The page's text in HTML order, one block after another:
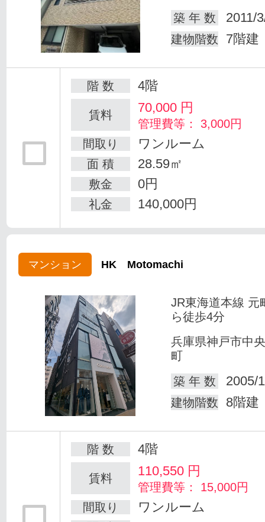
築 年 数
2011/
建物階数 7階建
階 数 4階
賃料 70,000 円
管理費等： 3,000円
間取り
ワンルーム
面 積 28.59㎡
敷金 0円
礼金 140,000円
マンション HK Motomachi
JR東海道本線 元
ら徒歩4分
兵庫県神戸市中
町
築 年 数
2005/
建物階数 8階建
階 数 4階
賃料 110,550 円
管理費等： 15,000円
間取り
ワンルーム